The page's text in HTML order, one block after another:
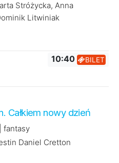
Stróżycka, Anna
Litwiniak
10:40 BILET
Całkiem nowy dzień
fantasy
Daniel Cretton